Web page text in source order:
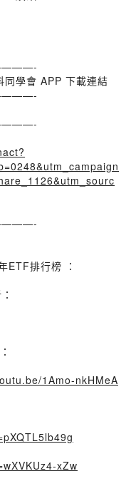
同學會 APP 下載連結
ETF排行榜 ：
1Amo-nkHMeA
xZw